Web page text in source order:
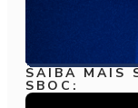
SAIBA MAIS
SBOC: